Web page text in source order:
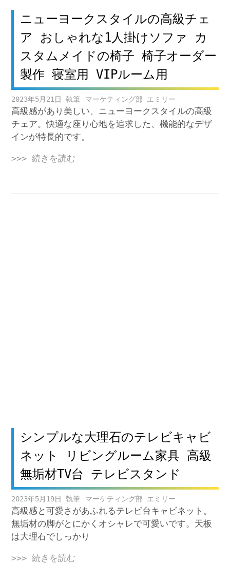
ニューヨークスタイルの高級チェ
ア おしゃれな1人掛けソファ カ
スタムメイドの椅子 椅子オーダー
製作 寝室用 VIPルーム用
2023年5月21日 マーケティング部 エミリー
高級感があり美しい、ニューヨークスタイルの高級
チェア。快適な座り心地を追求した、機能的なデザ
インが特長的です。
>>> 続きを読む
シンプルな大理石のテレビキャビ
ネット リビングルーム家具 高級
無垢材TV台 テレビスタンド
2023年5月19日 マーケティング部 エミリー
高級感と可愛さがあふれるテレビ台キャビネット。
無垢材の脚がとにかくオシャレで可愛いです。天板
は大理石でしっかり
>>> 続きを読む